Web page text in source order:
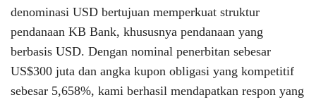
denominasi USD bertujuan memperkuat struktur
pendanaan KB Bank, khususnya pendanaan yang
berbasis USD. Dengan nominal penerbitan sebesar
US$300 juta dan angka kupon obligasi yang kompetitif
sebesar 5,658%, kami berhasil mendapatkan respon yang